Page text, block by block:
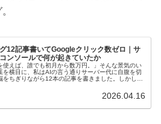
12記事書いてGoogleクリック数ゼロ｜サ
ンソールで何が起きていたか
使えば、誰でも初月から数万円。」そんな景気のい
を横目に、私はAIの言う通りサーバー代に自腹を切
をちぎりながら12本の記事を書きました。しかし、
2026.04.16